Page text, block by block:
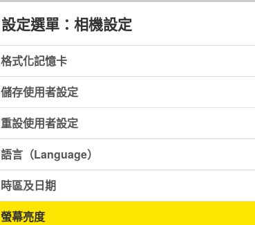
設定選單：相機設定
格式化記憶卡
儲存使用者設定
重設使用者設定
語言（Language）
時區及日期
螢幕亮度